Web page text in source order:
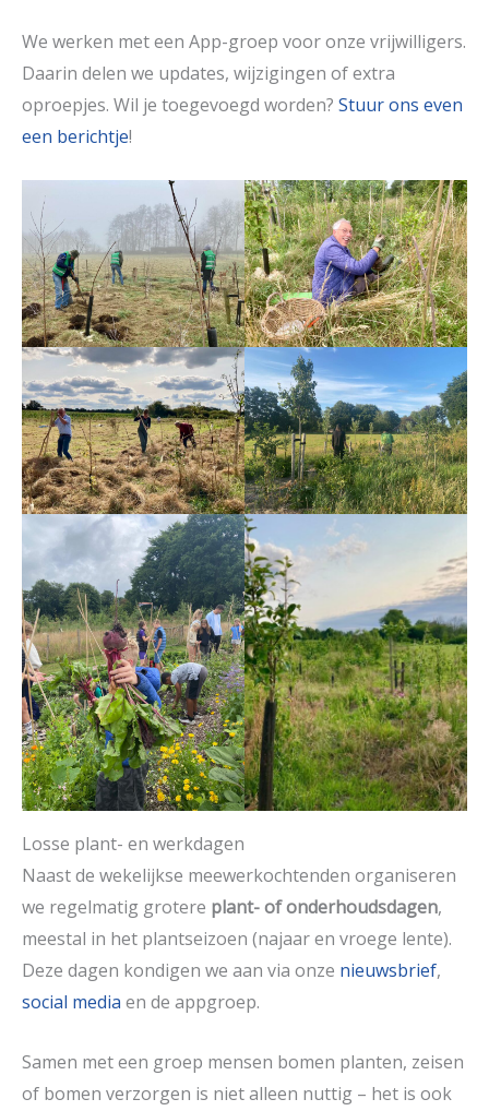
We werken met een App-groep voor onze vrijwilligers.
Daarin delen we updates, wijzigingen of extra
oproepjes. Wil je toegevoegd worden? Stuur ons even
een berichtje!
Losse plant- en werkdagen
Naast de wekelijkse meewerkochtenden organiseren
we regelmatig grotere plant- of onderhoudsdagen,
meestal in het plantseizoen (najaar en vroege lente).
Deze dagen kondigen we aan via onze nieuwsbrief,
social media en de appgroep.
Samen met een groep mensen bomen planten, zeisen
of bomen verzorgen is niet alleen nuttig – het is ook